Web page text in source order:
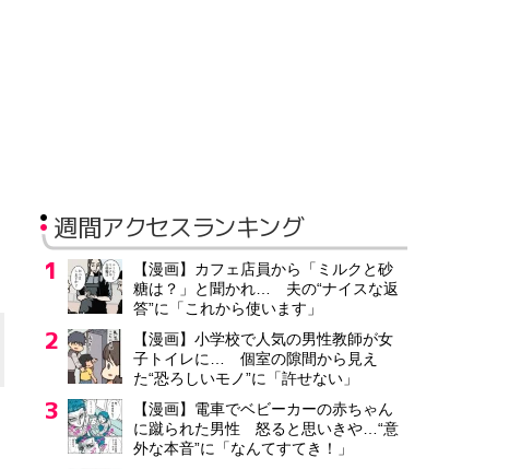
週間アクセスランキング
【漫画】カフェ店員から「ミルクと砂
糖は？」と聞かれ… 夫の“ナイスな返
答”に「これから使います」
【漫画】小学校で人気の男性教師が女
子トイレに… 個室の隙間から見え
た“恐ろしいモノ”に「許せない」
【漫画】電車でベビーカーの赤ちゃん
に蹴られた男性 怒ると思いきや…“意
外な本音”に「なんてすてき！」